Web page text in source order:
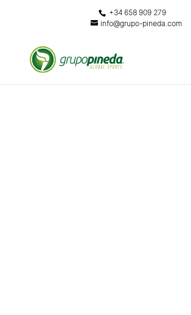
+34 658 909 279
info@grupo-pineda.com